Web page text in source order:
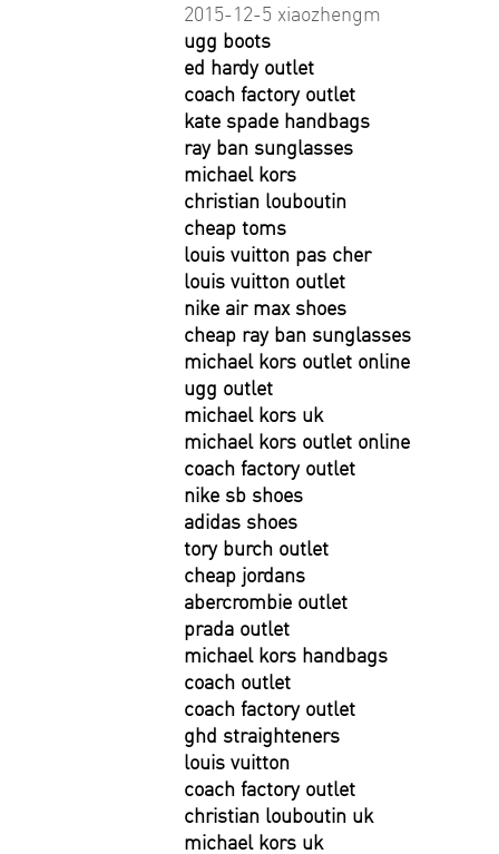
2015-12-5 xiaozhengm
ugg boots
ed hardy outlet
coach factory outlet
kate spade handbags
ray ban sunglasses
michael kors
christian louboutin
cheap toms
louis vuitton pas cher
louis vuitton outlet
nike air max shoes
cheap ray ban sunglasses
michael kors outlet online
ugg outlet
michael kors uk
michael kors outlet online
coach factory outlet
nike sb shoes
adidas shoes
tory burch outlet
cheap jordans
abercrombie outlet
prada outlet
michael kors handbags
coach outlet
coach factory outlet
ghd straighteners
louis vuitton
coach factory outlet
christian louboutin uk
michael kors uk